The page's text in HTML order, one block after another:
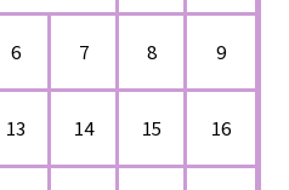
6 7 8 9
13 14 15 16